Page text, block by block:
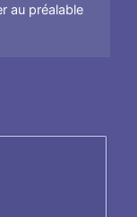
au préalable